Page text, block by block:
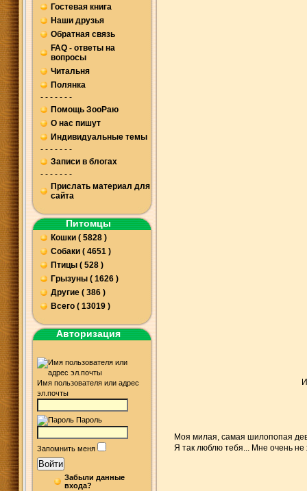
Гостевая книга
Наши друзья
Обратная связь
FAQ - ответы на
вопросы
Читальня
Полянка
- - - - - - -
Помощь ЗооРаю
О нас пишут
Индивидуальные темы
- - - - - - -
Записи в блогах
- - - - - - -
Прислать материал для
сайта
Питомцы
Кошки ( 5828 )
Собаки ( 4651 )
Птицы ( 528 )
Грызуны ( 1626 )
Другие ( 386 )
Всего ( 13019 )
Авторизация
Имя пользователя или адрес
эл.почты
Пароль
Запомнить меня
Войти
Забыли данные
входа?
Моя милая, самая шилопопая
Я так люблю тебя... Мне очень не